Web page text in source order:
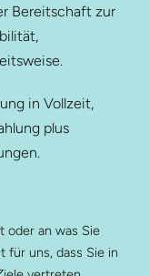
Bereitschaft zur
in Vollzeit,
plus
oder an was Sie
für uns, dass Sie in